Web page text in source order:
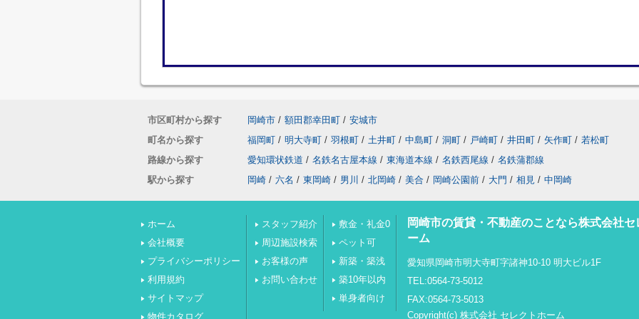
市区町村から探す 岡崎市 / 額田郡幸田町 / 安城市
町名から探す
福岡町 / 明大寺町 / 羽根町 / 土井町 / 中島町 / 洞町 / 戸崎町 / 井田町 / 矢作町 / 若松町
路線から探す
愛知環状鉄道 / 名鉄名古屋本線 / 東海道本線 / 名鉄西尾線 / 名鉄蒲郡線
駅から探す
岡崎 / 六名 / 東岡崎 / 男川 / 北岡崎 / 美合 / 岡崎公園前 / 大門 / 相見 / 中岡崎
ホーム
会社概要
プライバシーポリシー
利用規約
サイトマップ
物件カタログ
スタッフ紹介
周辺施設検索
お客様の声
お問い合わせ
敷金・礼金0
ペット可
新築・築浅
築10年以内
単身者向け
岡崎市の賃貸・不動産のことなら株式会社セ
ーム
愛知県岡崎市明大寺町字諸神10-10 明大ビル1F
TEL:0564-73-5012
FAX:0564-73-5013
Copyright(c) 株式会社 セレクトホーム